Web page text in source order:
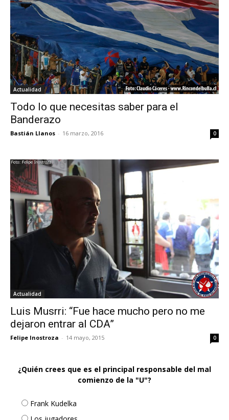
Actualidad
Todo lo que necesitas saber para el
Banderazo
Bastián Llanos - 16 marzo, 2016 0
Actualidad
Luis Musrri: “Fue hace mucho pero no me
dejaron entrar al CDA”
Felipe Inostroza - 14 mayo, 2015 0
¿Quién crees que es el principal responsable del mal
comienzo de la "U"?
Frank Kudelka